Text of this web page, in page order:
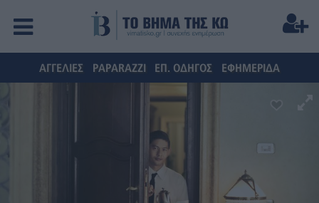
ΑΓΓΕΛΙΕΣ PAPARAZZI ΕΠ. ΟΔΗΓΟΣ ΕΦΗΜΕΡΙΔΑ